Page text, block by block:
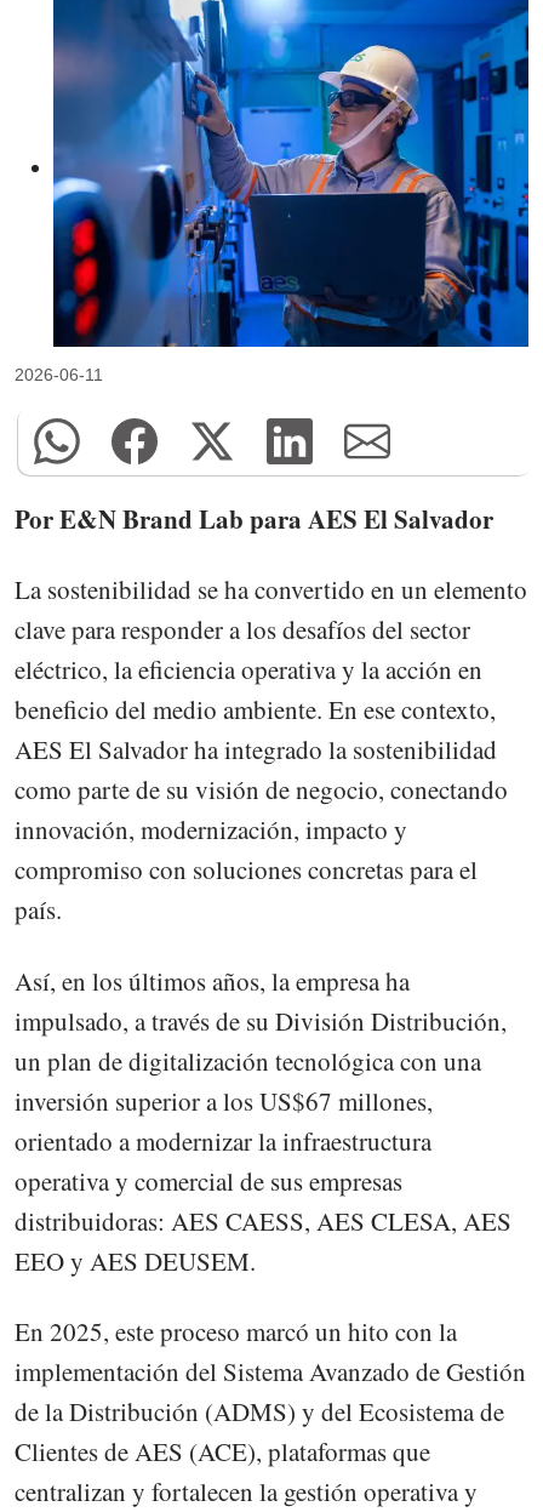
2026-06-11
Por E&N Brand Lab para AES El Salvador
La sostenibilidad se ha convertido en un elemento
clave para responder a los desafíos del sector
eléctrico, la eficiencia operativa y la acción en
beneficio del medio ambiente. En ese contexto,
AES El Salvador ha integrado la sostenibilidad
como parte de su visión de negocio, conectando
innovación, modernización, impacto y
compromiso con soluciones concretas para el
país.
Así, en los últimos años, la empresa ha
impulsado, a través de su División Distribución,
un plan de digitalización tecnológica con una
inversión superior a los US$67 millones,
orientado a modernizar la infraestructura
operativa y comercial de sus empresas
distribuidoras: AES CAESS, AES CLESA, AES
EEO y AES DEUSEM.
En 2025, este proceso marcó un hito con la
implementación del Sistema Avanzado de Gestión
de la Distribución (ADMS) y del Ecosistema de
Clientes de AES (ACE), plataformas que
centralizan y fortalecen la gestión operativa y